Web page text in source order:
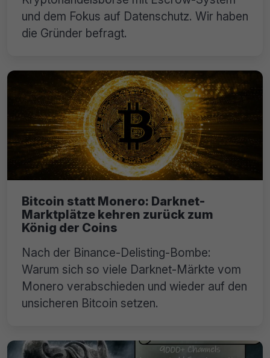
und dem Fokus auf Datenschutz. Wir haben
die Gründer befragt.
Bitcoin statt Monero: Darknet-
Marktplätze kehren zurück zum
König der Coins
Nach der Binance-Delisting-Bombe:
Warum sich so viele Darknet-Märkte vom
Monero verabschieden und wieder auf den
unsicheren Bitcoin setzen.